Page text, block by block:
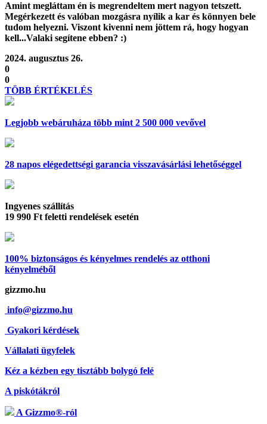
Amint megláttam én is megrendeltem mert nagyon tetszett.
Megérkezett és valóban mozgásra nyílik a kar és könnyen bele
tudom helyezni. Viszont kivenni nem jöttem rá, hogy hogyan
kell...Valaki segítene ebben? :)
2024. augusztus 26.
0
0
TÖBB ÉRTÉKELÉS
Legjobb webáruháza több mint 2 500 000 vevővel
28 napos elégedettségi garancia visszavásárlási lehetőséggel
Ingyenes szállítás
19 990 Ft feletti rendelések esetén
100% biztonságos és kényelmes rendelés az otthoni
kényelméből
gizzmo.hu
info@gizzmo.hu
Gyakori kérdések
Vállalati ügyfelek
Kéz a kézben egy tisztább bolygó felé
A piskótákról
A Gizzmo®-ról